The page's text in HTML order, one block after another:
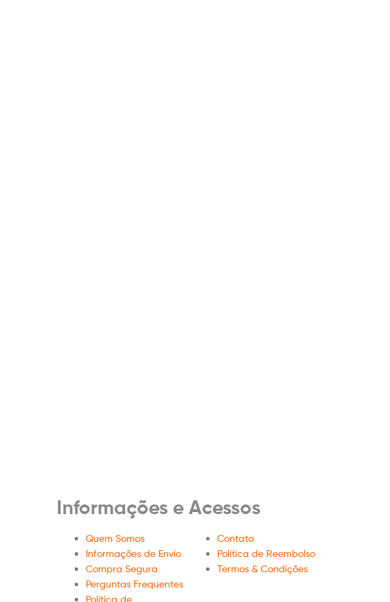
Informações e Acessos
Quem Somos
Informações de Envio
Compra Segura
Perguntas Frequentes
Política de
Contato
Política de Reembolso
Termos & Condições